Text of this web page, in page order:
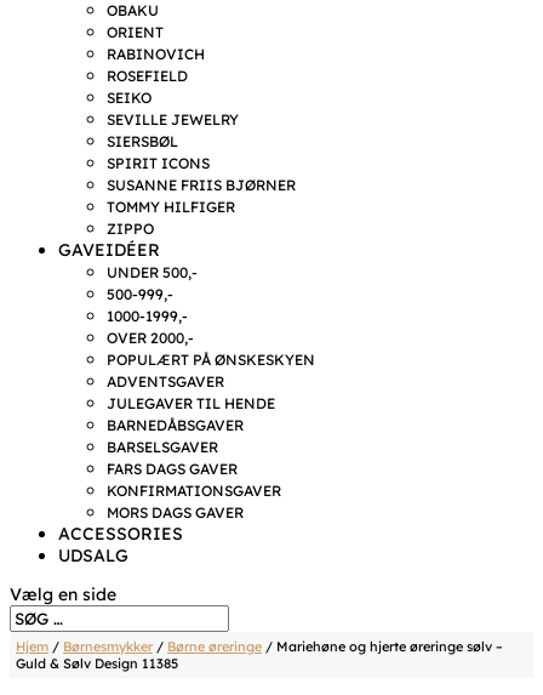
OBAKU
ORIENT
RABINOVICH
ROSEFIELD
SEIKO
SEVILLE JEWELRY
SIERSBØL
SPIRIT ICONS
SUSANNE FRIIS BJØRNER
TOMMY HILFIGER
ZIPPO
GAVEIDÉER
UNDER 500,-
500-999,-
1000-1999,-
OVER 2000,-
POPULÆRT PÅ ØNSKESKYEN
ADVENTSGAVER
JULEGAVER TIL HENDE
BARNEDÅBSGAVER
BARSELSGAVER
FARS DAGS GAVER
KONFIRMATIONSGAVER
MORS DAGS GAVER
ACCESSORIES
UDSALG
Vælg en side
Hjem / Børnesmykker/ Børne øreringe / Mariehøne og hjerte øreringe sølv –
Guld & Sølv Design 11385